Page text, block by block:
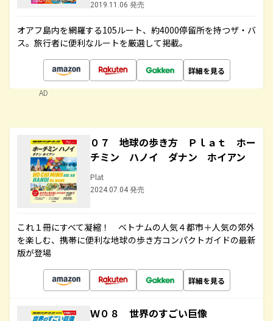
2019.11.06 発売
オアフ島内を網羅する105ルート、約4000停留所を持つザ・バ
ス。旅行者に便利なルートを厳選して掲載。
詳細を見る
AD
０７ 地球の歩き方 Ｐｌａｔ ホー
チミン ハノイ ダナン ホイアン
Plat
2024.07.04 発売
これ１冊にすべて凝縮！ ベトナムの人気４都市＋人気の郊外
を楽しむ、携帯に便利な地球の歩き方コンパクトガイドの最新
版が登場
詳細を見る
Ｗ０８ 世界のすごい巨像